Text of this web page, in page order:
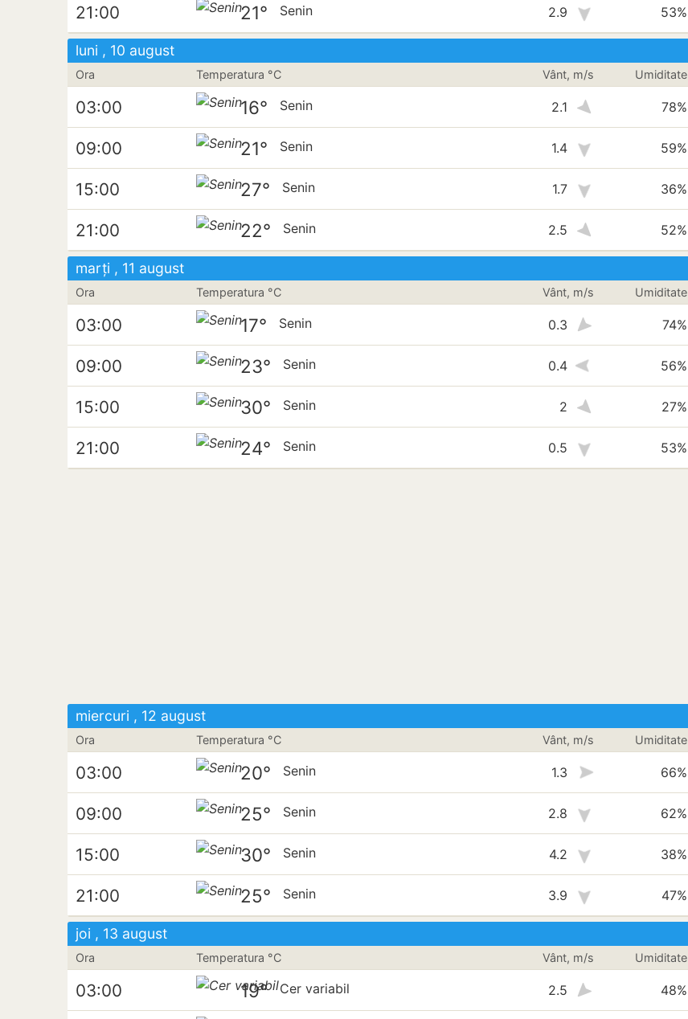
21:00 21° Senin 2.9 53%
luni , 10 august
Ora Temperatura °C Vânt, m/s Umiditate
03:00 16° Senin 2.1 78%
09:00 21° Senin 1.4 59%
15:00 27° Senin 1.7 36%
21:00 22° Senin 2.5 52%
marți , 11 august
Ora Temperatura °C Vânt, m/s Umiditate
03:00 17° Senin 0.3 74%
09:00 23° Senin 0.4 56%
15:00 30° Senin 2 27%
21:00 24° Senin 0.5 53%
miercuri , 12 august
Ora Temperatura °C Vânt, m/s Umiditate
03:00 20° Senin 1.3 66%
09:00 25° Senin 2.8 62%
15:00 30° Senin 4.2 38%
21:00 25° Senin 3.9 47%
joi , 13 august
Ora Temperatura °C Vânt, m/s Umiditate
03:00 19° Cer variabil 2.5 48%